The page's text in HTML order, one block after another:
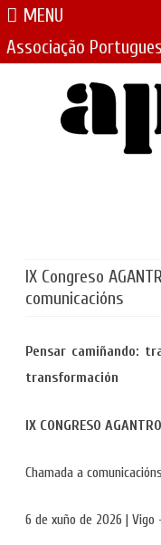
MENU
Associação
IX Congreso
comunicacións
Pensar camiñando:
transformación
IX CONGRESO
Chamada a
6 de xuño de 2026 | Vigo